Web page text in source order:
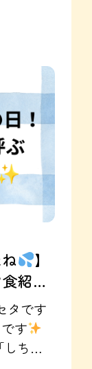
同じ
す
集合
☞
問
】
紹介
ムセタです
す
ち